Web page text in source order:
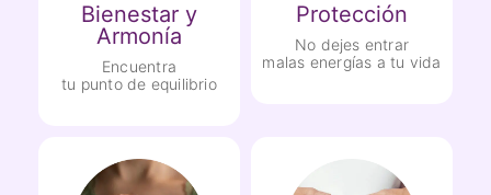
Bienestar y
Armonía
Encuentra
tu punto de equilibrio
Protección
No dejes entrar
malas energías a tu vida